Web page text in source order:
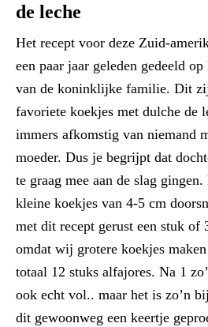
de leche
Het recept voor deze Zuid-
een paar jaar geleden gedeeld
van de koninklijke familie. Dit
favoriete koekjes met dulche de
immers afkomstig van niemand
moeder. Dus je begrijpt dat
te graag mee aan de slag
kleine koekjes van 4-5 cm
met dit recept gerust een stuk of
omdat wij grotere koekjes
totaal 12 stuks alfajores. Na 1
ook echt vol.. maar het is zo’n
dit gewoonweg een keertje